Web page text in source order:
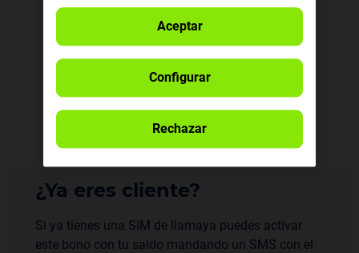
seguro. Olvídate de recargar y mantente
siempre conectado. Actívalo desde tu Área
Privada o APP. Más infoaquí
* En Canarias, Ceuta y Melilla aplica el
impuesto correspondiente
¿Ya eres cliente?
Si ya tienes una SIM de llamaya puedes activar
este bono con tu saldo mandando un SMS con el
Rechazar
Aceptar
Configurar